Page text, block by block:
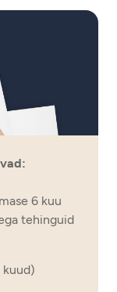
6 kuu
tehinguid
kuud)